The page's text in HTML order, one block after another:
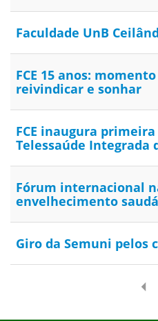
Faculdade UnB
FCE 15 anos:
reivindicar e sonhar
FCE inaugura primeira
Telessaúde Integrada
Fórum internacional
envelhecimento
Giro da Semuni pelos